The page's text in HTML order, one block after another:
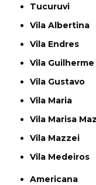
Tucuruvi
Vila Albertina
Vila Endres
Vila Guilherme
Vila Gustavo
Vila Maria
Vila Marisa
Vila Mazzei
Vila Medeiros
Americana